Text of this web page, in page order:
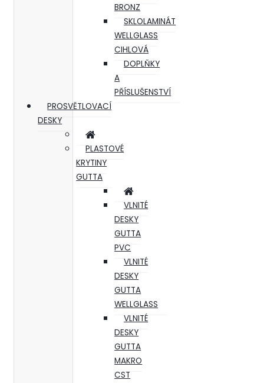
BRONZ
SKLOLAMINÁT
WELLGLASS
CIHLOVÁ
DOPLŇKY
A
PŘÍSLUŠENSTVÍ
PROSVĚTLOVACÍ
DESKY
PLASTOVÉ
KRYTINY
GUTTA
VLNITÉ
DESKY
GUTTA
PVC
VLNITÉ
DESKY
GUTTA
WELLGLASS
VLNITÉ
DESKY
GUTTA
MAKRO
CST